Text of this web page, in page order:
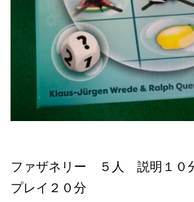
ファザネリー ５人 説明１
プレイ２０分